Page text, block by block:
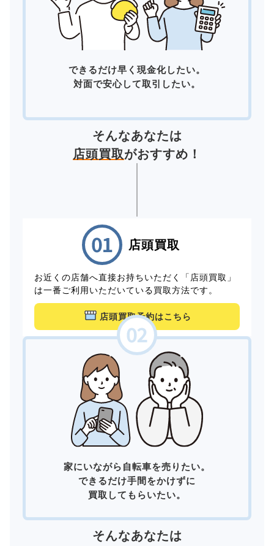
できるだけ早く現金化したい。
対面で安心して取引したい。
そんなあなたは
店頭買取がおすすめ！
店頭買取
お近くの店舗へ直接お持ちいただく「店頭買取」
は一番ご利用いただいている買取方法です。
店頭買取予約はこちら
家にいながら自転車を売りたい。
できるだけ手間をかけずに
買取してもらいたい。
そんなあなたは